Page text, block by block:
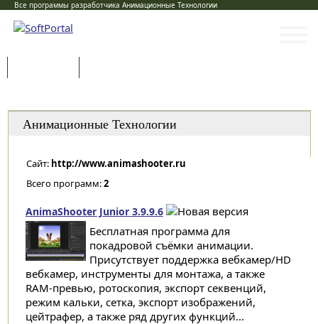
Все программы разработчика Анимационные Технологии
Анимационные Технологии
Сайт: http://www.animashooter.ru
Всего программ:2
AnimaShooter Junior 3.9.9.6
Бесплатная программа для
покадровой съёмки анимации.
Присутствует поддержка вебкамер/HD
вебкамер, инструменты для монтажа, а также
RAM-превью, ротоскопия, экспорт секвенций,
режим кальки, сетка, экспорт изображений,
цейтрафер, а также ряд других функций...